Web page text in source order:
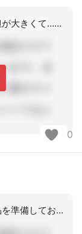
ありがとうございます。色々と家族負担が大きくて…難しい所です。
0
一般的には施設というのはそれなりの物品を準備しておかなければいけないのですが、特